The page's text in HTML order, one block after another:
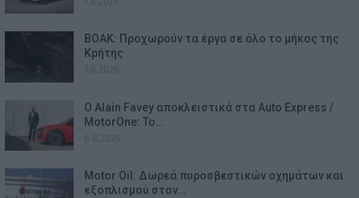
ΒΟΑΚ: Προχωρούν τα έργα σε όλο το μήκος της
Κρήτης
Ο Alain Favey αποκλειστικά στα Auto Express /
MotorOne: Το…
Motor Oil: Δωρεά πυροσβεστικών οχημάτων και
εξοπλισμού στον…